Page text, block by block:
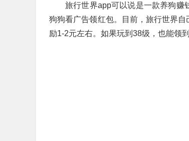
旅行世界app可以说是一款养狗赚
狗狗看广告领红包。目前，旅行世界
励1-2元左右。如果玩到38级，也能领